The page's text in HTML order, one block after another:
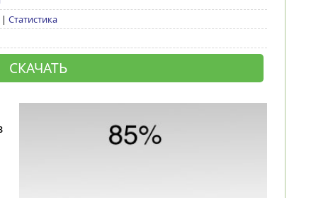
| Статистика
СКАЧАТЬ